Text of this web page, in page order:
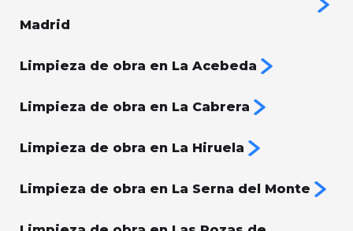
Madrid
Limpieza de obra en La Acebeda
Limpieza de obra en La Cabrera
Limpieza de obra en La Hiruela
Limpieza de obra en La Serna del Monte